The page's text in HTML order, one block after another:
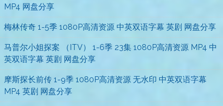
MP4 网盘分享
梅林传奇 1-5季 1080P高清资源 中英双语字幕 英剧 网盘分享
马普尔小姐探案 （ITV） 1-6季 23集 1080P高清资源 MP4 中
英双语字幕 英剧 网盘分享
摩斯探长前传 1-9季 1080P高清资源 无水印 中英双语字幕
MP4 英剧 网盘分享